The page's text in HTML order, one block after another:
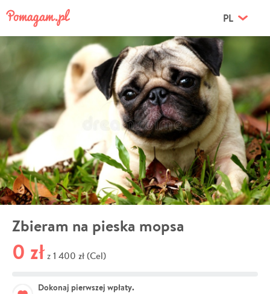
PL
Zbieram na pieska mopsa
0 zł z 1 400 zł (Cel)
Dokonaj pierwszej wpłaty.